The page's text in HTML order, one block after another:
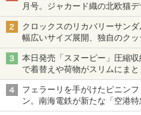
月号。ジャカード織の北欧猫デ
クロックスのリカバリーサン
幅広いサイズ展開、独自のク
本日発売「スヌーピー」圧縮
で着替えや荷物がスリムにまと
フェラーリを手がけたピニン
ン。南海電鉄が新たな「空港